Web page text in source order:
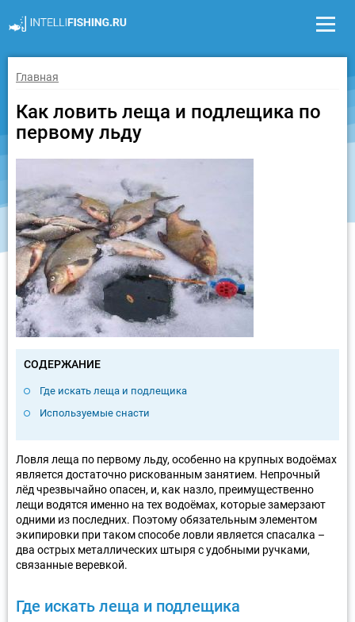
Главная
Как ловить леща и подлещика по
первому льду
СОДЕРЖАНИЕ
Где искать леща и подлещика
Используемые снасти
Ловля леща по первому льду, особенно на крупных водоёмах
является достаточно рискованным занятием. Непрочный
лёд чрезвычайно опасен, и, как назло, преимущественно
лещи водятся именно на тех водоёмах, которые замерзают
одними из последних. Поэтому обязательным элементом
экипировки при таком способе ловли является спасалка –
два острых металлических штыря с удобными ручками,
связанные веревкой.
Где искать леща и подлещика